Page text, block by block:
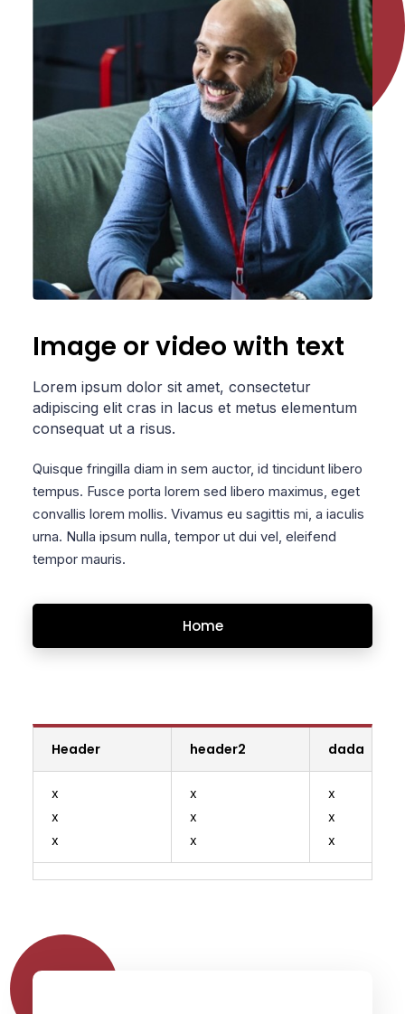
Image or video with text
Lorem ipsum dolor sit amet, consectetur
adipiscing elit cras in lacus et metus elementum
consequat ut a risus.
Quisque fringilla diam in sem auctor, id tincidunt libero
tempus. Fusce porta lorem sed libero maximus, eget
convallis lorem mollis. Vivamus eu sagittis mi, a iaculis
urna. Nulla ipsum nulla, tempor ut dui vel, eleifend
tempor mauris.
Home
Header header2 dada
x x
x
x
x
x
x
x x